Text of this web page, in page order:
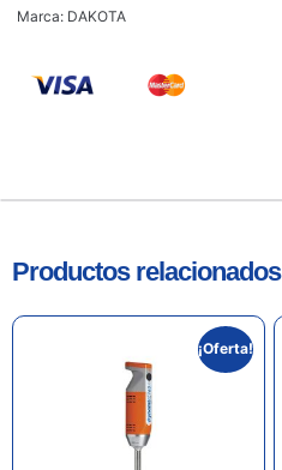
Marca: DAKOTA
Productos relacionados
¡Oferta!